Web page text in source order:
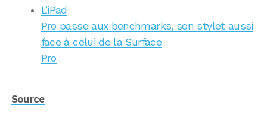
L’iPad
Pro passe aux benchmarks, son stylet aussi
face à celui de la Surface
Pro
Source